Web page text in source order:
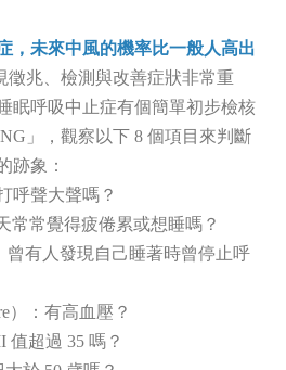
，未來中風的機率比一般人高出
徵兆、檢測與改善症狀非常重
眠呼吸中止症有個簡單初步檢核
」，觀察以下 8 個項目來判斷
跡象：
呼聲大聲嗎？
常常覺得疲倦累或想睡嗎？
曾有人發現自己睡著時曾停止呼
）：有高血壓？
值超過 35 嗎？